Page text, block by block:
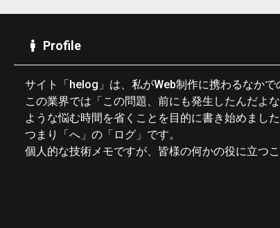
Profile
サイト「helog」は、私がWeb制作に携わるなかで
この業界では「この問題、前にも発生したんだよ
ような悩む時間を省くことを目的に書き始めました
つまり「へ」の「ログ」です。
個人的な技術メモですが、皆様の何かの役に立つ